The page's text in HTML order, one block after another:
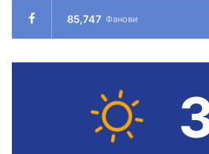
85,747 Фанови